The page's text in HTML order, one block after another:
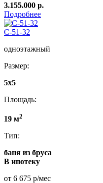
3.155.000 р.
Подробнее
C-51-32
одноэтажный
Размер:
5x5
Площадь:
19 м2
Тип:
баня из бруса
В ипотеку
от 6 675 р/мес